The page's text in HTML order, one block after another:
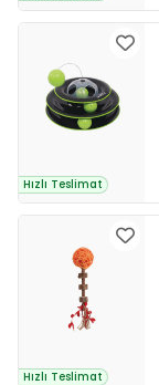
Hızlı Teslimat
Hızlı Teslimat